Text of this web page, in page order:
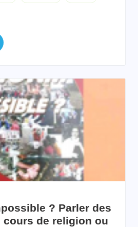
? Parler des
cours de religion ou